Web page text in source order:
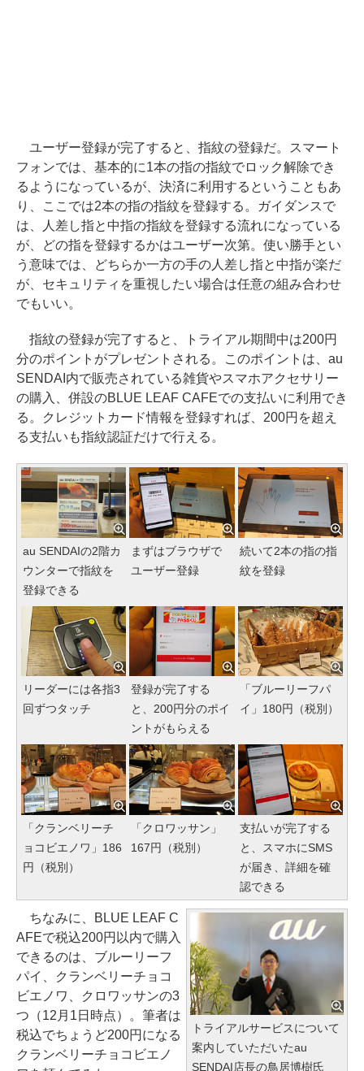
ユーザー登録が完了すると、指紋の登録だ。スマート
フォンでは、基本的に1本の指の指紋でロック解除でき
るようになっているが、決済に利用するということもあ
り、ここでは2本の指の指紋を登録する。ガイダンスで
は、人差し指と中指の指紋を登録する流れになっている
が、どの指を登録するかはユーザー次第。使い勝手とい
う意味では、どちらか一方の手の人差し指と中指が楽だ
が、セキュリティを重視したい場合は任意の組み合わせ
でもいい。
指紋の登録が完了すると、トライアル期間中は200円
分のポイントがプレゼントされる。このポイントは、au
SENDAI内で販売されている雑貨やスマホアクセサリー
の購入、併設のBLUE LEAF CAFEでの支払いに利用でき
る。クレジットカード情報を登録すれば、200円を超え
る支払いも指紋認証だけで行える。
au SENDAIの2階カ
ウンターで指紋を
登録できる
まずはブラウザで
ユーザー登録
続いて2本の指の指
紋を登録
リーダーには各指3
回ずつタッチ
登録が完了する
と、200円分のポイ
ントがもらえる
「ブルーリーフパ
イ」180円（税別）
「クランベリーチ
ョコビエノワ」186
円（税別）
「クロワッサン」
167円（税別）
支払いが完了する
と、スマホにSMS
が届き、詳細を確
認できる
トライアルサービスについて
案内していただいたau
SENDAI店長の鳥居博樹氏
ちなみに、BLUE LEAF C
AFEで税込200円以内で購入
できるのは、ブルーリーフ
パイ、クランベリーチョコ
ビエノワ、クロワッサンの3
つ（12月1日時点）。筆者は
税込でちょうど200円になる
クランベリーチョコビエノ